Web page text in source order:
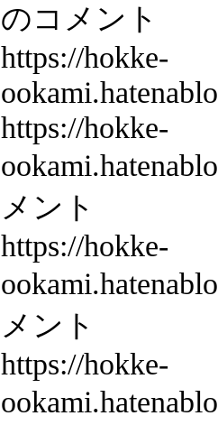
のコメント
https://hokke-
https://hokke-
メント
https://hokke-
メント
https://hokke-